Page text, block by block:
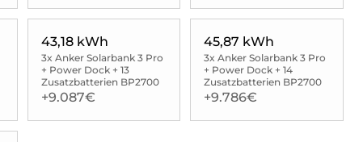
43,18 kWh
3x Anker Solarbank 3 Pro
+ Power Dock + 13
Zusatzbatterien BP2700
+9.087€
45,87 kWh
3x Anker Solarbank 3 Pro
+ Power Dock + 14
Zusatzbatterien BP2700
+9.786€